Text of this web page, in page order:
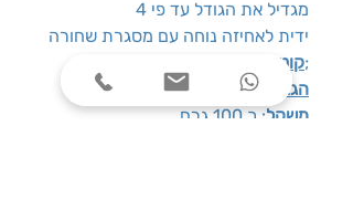
מגדיל את הגודל עד פי 4
ידית לאחיזה נוחה עם מסגרת שחורה
קוטר העדשה: 75 מ"מ;
הגברה : פי 4
משקל: כ 100 גרם